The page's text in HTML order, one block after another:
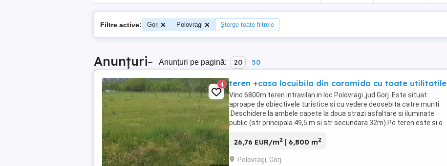
Filtre active: Gorj Polovragi Șterge toate filtrele
Anunțuri– Anunțuri pe pagină: 20 50
4 teren +casa locuibila din caramida cu toate utilitatile
Vind 6800m teren intravilan in loc Polovragi ,jud Gorj .Este situat
aproape de obiectivele turistice si cu vedere deosebita catre munti
.Deschidere la ambele capete la doua strazi asfaltare si iluminate
public (str principala 49,5 m si str secundara 32m).Pe teren este si o
26,76 EUR/m2 | 6,800 m2
Polovragi, Gorj